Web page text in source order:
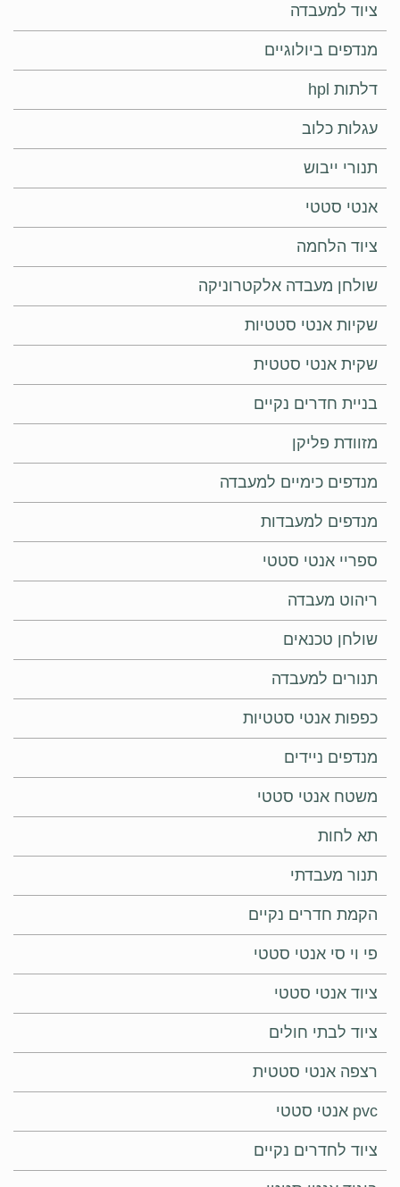
ציוד למעבדה
מנדפים ביולוגיים
דלתות hpl
עגלות כלוב
תנורי ייבוש
אנטי סטטי
ציוד הלחמה
שולחן מעבדה אלקטרוניקה
שקיות אנטי סטטיות
שקית אנטי סטטית
בניית חדרים נקיים
מזוודת פליקן
מנדפים כימיים למעבדה
מנדפים למעבדות
ספריי אנטי סטטי
ריהוט מעבדה
שולחן טכנאים
תנורים למעבדה
כפפות אנטי סטטיות
מנדפים ניידים
משטח אנטי סטטי
תא לחות
תנור מעבדתי
הקמת חדרים נקיים
פי וי סי אנטי סטטי
ציוד אנטי סטטי
ציוד לבתי חולים
רצפה אנטי סטטית
pvc אנטי סטטי
ציוד לחדרים נקיים